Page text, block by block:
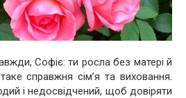
Софіє: ти росла без матері й
справжня сім’я та виховання.
і недосвідчений, щоб довіряти